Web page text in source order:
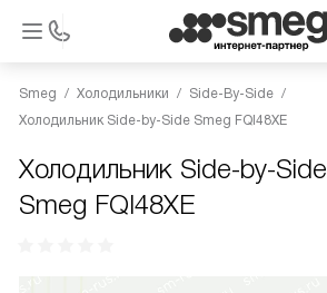
Smeg Холодильники
Side-By-Side
Холодильник Side-by-Side Smeg FQI48XE
Холодильник Side-by-Side
Smeg FQI48XE